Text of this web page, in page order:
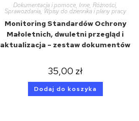
Dokumentacja i pomoce,Inne,Różności,
Sprawozdania, Wpisy do dziennika i plany pracy
Monitoring Standardów Ochrony
Małoletnich, dwuletni przegląd i
aktualizacja – zestaw dokumentów
35,00 zł
Dodaj do koszyka